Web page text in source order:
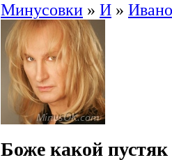
Минусовки » И »
Боже какой пустяк